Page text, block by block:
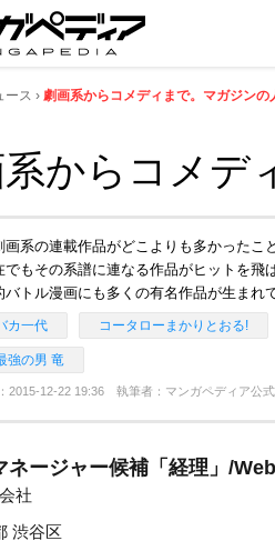
ース 劇画系からコメディまで。マガジンの
からコメデ
画系の連載作品がどこよりも多かった
でもその系譜に連なる作品がヒットを
バトル漫画にも多くの有名作品が生まれ
カ一代 コータローまかりとおる!
強の男 竜
2015-12-22 19:36 執筆者：マンガペディア公式
ネージャー候補「経理」/
社
渋谷区